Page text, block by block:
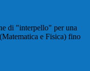
di "interpello" per una
e Fisica) fino